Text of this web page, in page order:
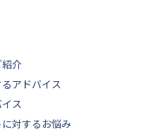
紹介
アドバイス
ス
対するお悩み